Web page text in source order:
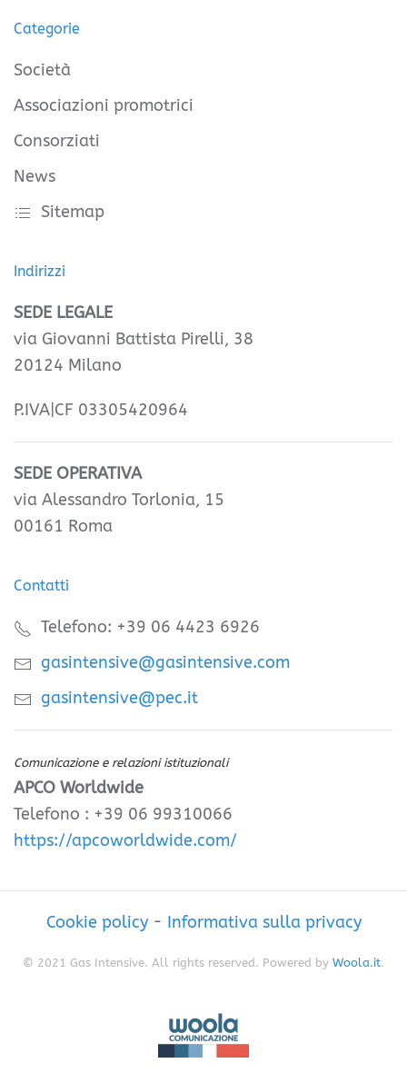
Categorie
Società
Associazioni promotrici
Consorziati
News
Sitemap
Indirizzi
SEDE LEGALE
via Giovanni Battista Pirelli, 38
20124 Milano
P.IVA|CF 03305420964
SEDE OPERATIVA
via Alessandro Torlonia, 15
00161 Roma
Contatti
Telefono: +39 06 4423 6926
gasintensive@gasintensive.com
gasintensive@pec.it
Comunicazione e relazioni istituzionali
APCO Worldwide
Telefono : +39 06 99310066
https://apcoworldwide.com/
Cookie policy- Informativa sulla privacy
© 2021 Gas Intensive. All rights reserved. Powered by Woola.it.